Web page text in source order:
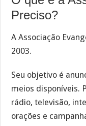
Preciso?
A Associação
2003.
Seu objetivo é
meios disponíveis.
rádio, televisão,
orações e